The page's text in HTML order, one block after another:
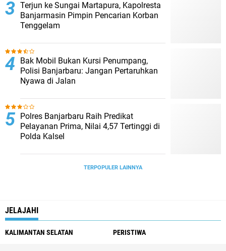
Terjun ke Sungai Martapura, Kapolresta
Banjarmasin Pimpin Pencarian Korban
Tenggelam
Bak Mobil Bukan Kursi Penumpang,
Polisi Banjarbaru: Jangan Pertaruhkan
Nyawa di Jalan
Polres Banjarbaru Raih Predikat
Pelayanan Prima, Nilai 4,57 Tertinggi di
Polda Kalsel
TERPOPULER LAINNYA
JELAJAHI
KALIMANTAN SELATAN PERISTIWA